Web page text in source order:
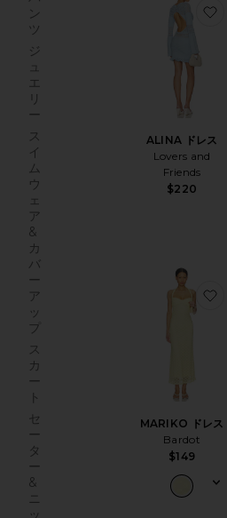
ン
ツ
ジ
ュ
エ
リ
ー
ス
イ
ム
ウ
ェ
ア
&
カ
バ
ー
ア
ッ
プ
ス
カ
ー
ト
セ
ー
タ
ー
&
ニ
ッ
ALINA ドレス
Lovers and
Friends
$220
MARIKO ドレス
Bardot
$149